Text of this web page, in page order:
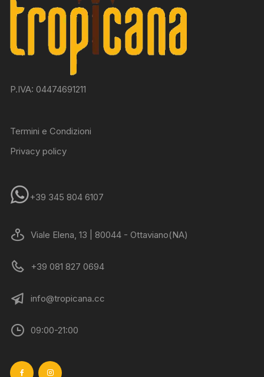
P.IVA: 04474691211
Termini e Condizioni
Privacy policy
+39 345 804 6107
Viale Elena, 13 | 80044 - Ottaviano(NA)
+39 081 827 0694
info@tropicana.cc
09:00-21:00